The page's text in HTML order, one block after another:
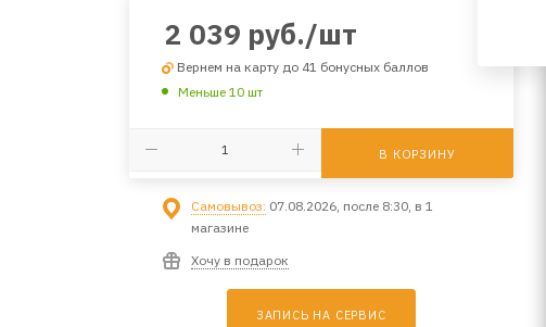
2 039 руб./шт
Вернем на карту до 41 бонусных баллов
Меньше 10 шт
В КОРЗИНУ
Самовывоз: 07.08.2026, после 8:30, в 1
магазине
Хочу в подарок
ЗАПИСЬ НА СЕРВИС